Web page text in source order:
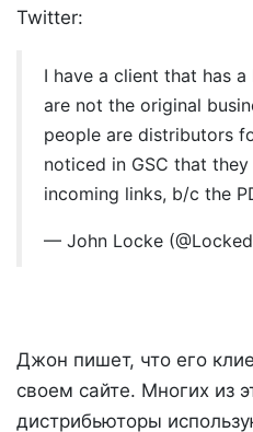
Twitter:
I have a client that has
are not the original
people are distributors
noticed in GSC that
incoming links, b/c the
— John Locke
Джон пишет, что его
своем сайте. Многих из
дистрибьюторы